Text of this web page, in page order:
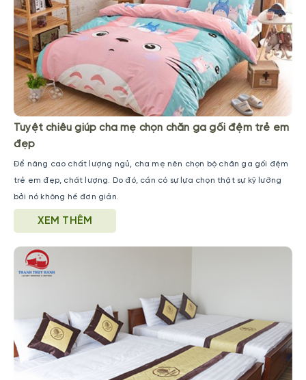
Tuyệt chiêu giúp cha mẹ chọn chăn ga gối đệm trẻ em
đẹp
Để nâng cao chất lượng ngủ, cha mẹ nên chọn bộ chăn ga gối đệm
trẻ em đẹp, chất lượng. Do đó, cần có sự lựa chọn thật sự kỹ lưỡng
bởi nó không hề đơn giản.
XEM THÊM